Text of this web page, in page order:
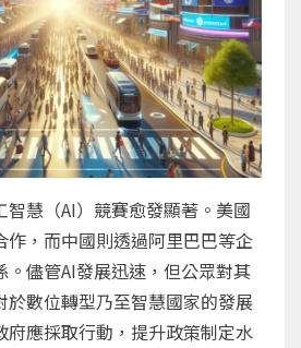
智慧（AI）競賽愈發顯著。美國
作，而中國則透過阿里巴巴等企
。儘管AI發展迅速，但公眾對其
於數位轉型乃至智慧國家的發展
府應採取行動，提升政策制定水